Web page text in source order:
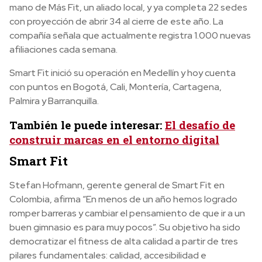
mano de Más Fit, un aliado local, y ya completa 22 sedes
con proyección de abrir 34 al cierre de este año. La
compañía señala que actualmente registra 1.000 nuevas
afiliaciones cada semana.
Smart Fit inició su operación en Medellín y hoy cuenta
con puntos en Bogotá, Cali, Montería, Cartagena,
Palmira y Barranquilla.
También le puede interesar: El desafío de
construir marcas en el entorno digital
Smart Fit
Stefan Hofmann, gerente general de Smart Fit en
Colombia, afirma “En menos de un año hemos logrado
romper barreras y cambiar el pensamiento de que ir a un
buen gimnasio es para muy pocos”. Su objetivo ha sido
democratizar el fitness de alta calidad a partir de tres
pilares fundamentales: calidad, accesibilidad e